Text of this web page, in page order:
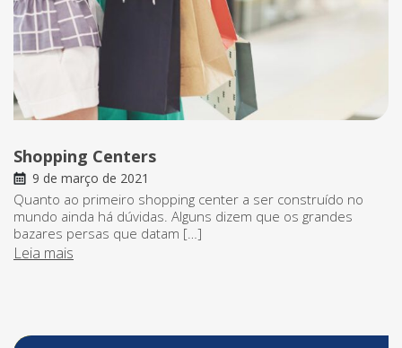
Shopping Centers
9 de março de 2021
Quanto ao primeiro shopping center a ser construído no
mundo ainda há dúvidas. Alguns dizem que os grandes
bazares persas que datam […]
Leia mais